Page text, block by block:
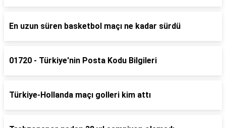
En uzun süren basketbol maçı ne kadar sürdü
01720 - Türkiye'nin Posta Kodu Bilgileri
Türkiye-Hollanda maçı golleri kim attı